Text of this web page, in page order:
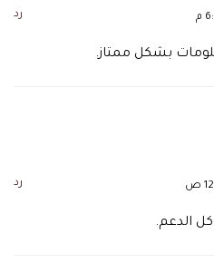
رد
بشكل ممتاز.
رد
الدعم.